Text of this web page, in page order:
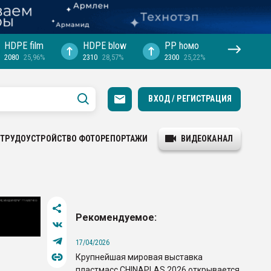
HDPE film
2080 25,96%
HDPE blow
2310 28,57%
PP hомо
2300 25,22%
ВХОД / РЕГИСТРАЦИЯ
ТРУДОУСТРОЙСТВО ФОТОРЕПОРТАЖИ ВИДЕОКАНАЛ
Рекомендуемое:
17/04/2026
Крупнейшая мировая выставка